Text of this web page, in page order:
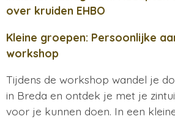
over kruiden EHBO
Kleine groepen: Persoonlijke
workshop
Tijdens de workshop wandel je
in Breda en ontdek je met je
voor je kunnen doen. In een